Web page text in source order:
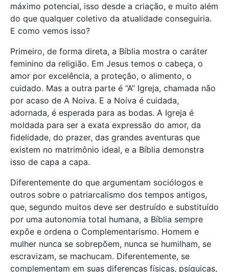
máximo potencial, isso desde a criação, e muito além
do que qualquer coletivo da atualidade conseguiria.
E como vemos isso?
Primeiro, de forma direta, a Bíblia mostra o caráter
feminino da religião. Em Jesus temos o cabeça, o
amor por excelência, a proteção, o alimento, o
cuidado. Mas a outra parte é “A” Igreja, chamada não
por acaso de A Noiva. E a Noiva é cuidada,
adornada, é esperada para as bodas. A Igreja é
moldada para ser a exata expressão do amor, da
fidelidade, do prazer, das grandes aventuras que
existem no matrimônio ideal, e a Bíblia demonstra
isso de capa a capa.
Diferentemente do que argumentam sociólogos e
outros sobre o patriarcalismo dos tempos antigos,
que, segundo muitos deve ser destruído e substituído
por uma autonomia total humana, a Bíblia sempre
expõe e ordena o Complementarismo. Homem e
mulher nunca se sobrepõem, nunca se humilham, se
escravizam, se machucam. Diferentemente, se
complementam em suas diferenças físicas, psíquicas,